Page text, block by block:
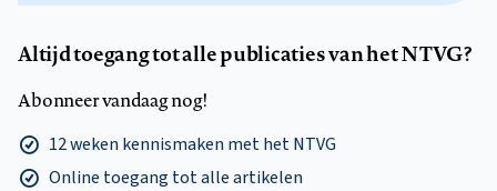
Altijd toegang tot alle publicaties van het NTVG?
Abonneer vandaag nog!
12 weken kennismaken met het NTVG
Online toegang tot alle artikelen